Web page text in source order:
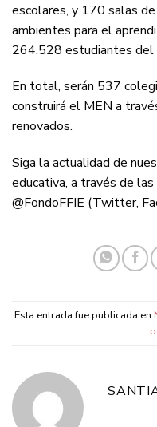
escolares, y 170 salas
ambientes para el
264.528 estudiantes del
En total, serán 537
construirá el MEN a
renovados.
Siga la actualidad de
educativa, a través de
@FondoFFIE (Twitter,
Esta entrada fue publicada en